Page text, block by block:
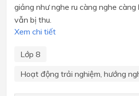
giảng như nghe ru càng nghe
vẫn bị thu.
Xem chi tiết
Lớp 8
Hoạt động trải nghiệm, hướng